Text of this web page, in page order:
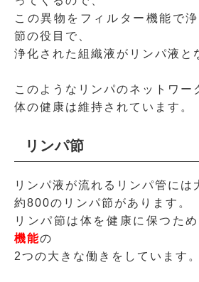
この異物をフィルター機能で
節の役目で、
浄化された組織液がリンパ液と
このようなリンパのネットワー
体の健康は維持されています。
リンパ節
リンパ液が流れるリンパ管には
約800のリンパ節があります。
リンパ節は体を健康に保つため
機能の
2つの大きな働きをしています。